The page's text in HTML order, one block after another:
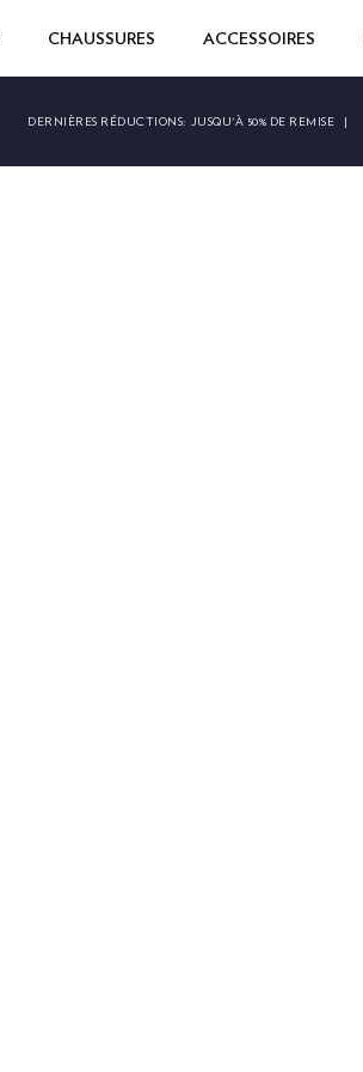
CHAUSSURES ACCESSOIRES
DERNIÈRES RÉDUCTIONS: JUSQU'À 50% DE REMISE |